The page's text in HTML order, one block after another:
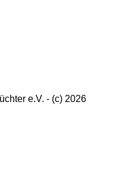
e.V. - (c) 2026